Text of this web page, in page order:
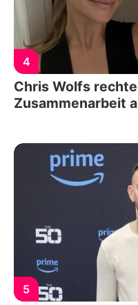
4
Chris Wolfs
Zusammenarbeit
5